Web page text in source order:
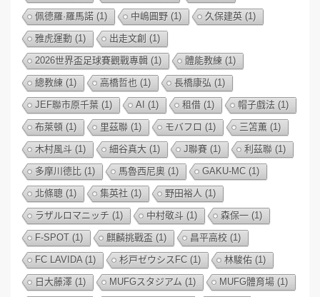
佩德羅·羅馬諾 (1) 中嶋圓野 (1) 久保建英 (1)
雅虎運動 (1) 出走文創 (1)
2026世界盃足球賽觀戰專輯 (1) 體能教練 (1)
總教練 (1) 高橋哲也 (1) 長橋康弘 (1)
JEF聯市原千葉 (1) AI (1) 租借 (1) 帽子戲法 (1)
布萊頓 (1) 里茲聯 (1) モバフロ (1) 三笘薫 (1)
木村風斗 (1) 細谷真大 (1) J聯賽 (1) 利茲聯 (1)
多摩川德比 (1) 馬魯西尼奧 (1) GAKU-MC (1)
北條聰 (1) 集英社 (1) 野田裕人 (1)
ラザルロマニッチ (1) 中村敬斗 (1) 森保一 (1)
F-SPOT (1) 麒麟挑戰盃 (1) 昌平高校 (1)
FC LAVIDA (1) 杉戸ゼウシスFC (1) 林駿佑 (1)
日大藤澤 (1) MUFGスタジアム (1) MUFG體育場 (1)